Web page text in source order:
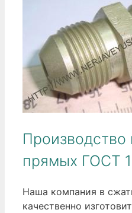
Производство
прямых ГОСТ
Наша компания в
качественно